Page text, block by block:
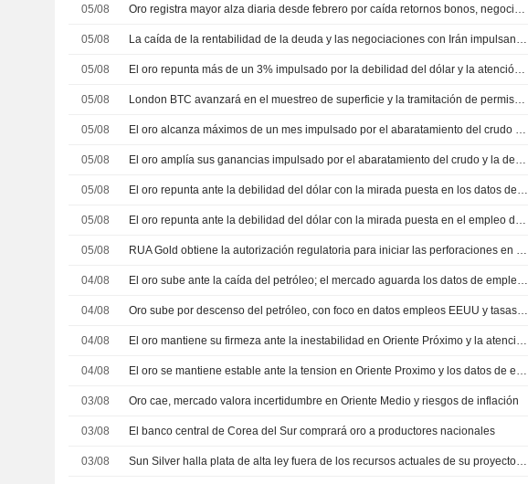
05/08 Oro registra mayor alza diaria desde febrero por caída retornos bonos, negociaciones Irán
05/08 La caída de la rentabilidad de la deuda y las negociaciones con Irán impulsan al oro a su mayor subida diaria desde febrero
05/08 El oro repunta más de un 3% impulsado por la debilidad del dólar y la atención puesta en Oriente Próximo
05/08 London BTC avanzará en el muestreo de superficie y la tramitación de permisos en el proyecto de oro Amonett-Frank en Nevada
05/08 El oro alcanza máximos de un mes impulsado por el abaratamiento del crudo y la debilidad del dólar
05/08 El oro amplía sus ganancias impulsado por el abaratamiento del crudo y la debilidad del dólar
05/08 El oro repunta ante la debilidad del dólar con la mirada puesta en los datos de empleo de EE. UU.
05/08 El oro repunta ante la debilidad del dólar con la mirada puesta en el empleo de EE. UU.
05/08 RUA Gold obtiene la autorización regulatoria para iniciar las perforaciones en su proyecto de oro en la Isla Norte
04/08 El oro sube ante la caída del petróleo; el mercado aguarda los datos de empleo y las perspectivas de tipos de la Fed
04/08 Oro sube por descenso del petróleo, con foco en datos empleos EEUU y tasas de Fed
04/08 El oro mantiene su firmeza ante la inestabilidad en Oriente Próximo y la atención puesta en el empleo de EE. UU.
04/08 El oro se mantiene estable ante la tension en Oriente Proximo y los datos de empleo en EE. UU.
03/08 Oro cae, mercado valora incertidumbre en Oriente Medio y riesgos de inflación
03/08 El banco central de Corea del Sur comprará oro a productores nacionales
03/08 Sun Silver halla plata de alta ley fuera de los recursos actuales de su proyecto en Nevada